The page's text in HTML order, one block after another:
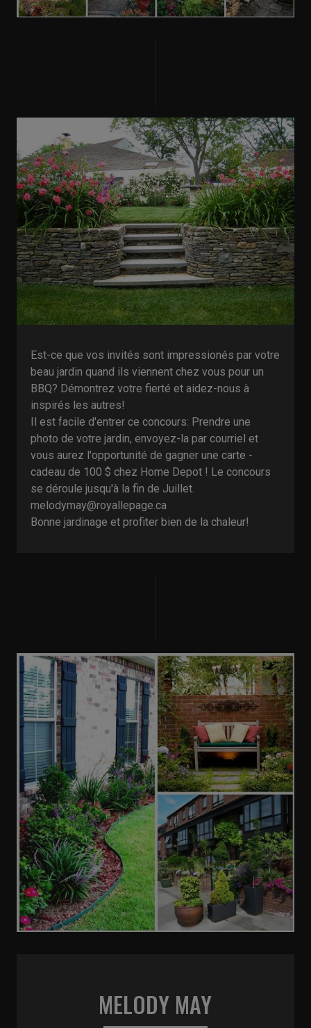
Est-ce que vos invités sont impressionés par votre
beau jardin quand ils viennent chez vous pour un
BBQ? Démontrez votre fierté et aidez-nous à
inspirés les autres!
Il est facile d'entrer ce concours: Prendre une
photo de votre jardin, envoyez-la par courriel et
vous aurez l'opportunité de gagner une carte -
cadeau de 100 $ chez Home Depot ! Le concours
se déroule jusqu'à la fin de Juillet.
melodymay@royallepage.ca
Bonne jardinage et profiter bien de la chaleur!
MELODY MAY